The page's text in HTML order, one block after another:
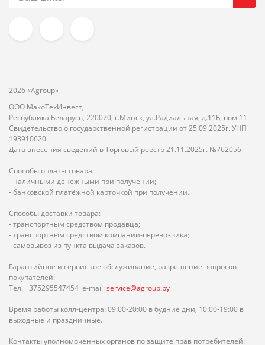
2026 «Agroup»
ООО МакоТехИнвест,
Республика Беларусь, 220070, г.Минск, ул.Радиальная, д.11Б, пом.11
Свидетельство о государственной регистрации от 25.09.2025г. УНП
193910620.
Дата внесения сведений в Торговый реестр 21.11.2025г. №762056
Способы оплаты товара:
- наличными денежными при получении;
- банковской платёжной карточкой при получении.
Способы доставки товара:
- транспортным средством продавца;
- транспортным средством компании-перевозчика;
- самовывоз из пункта выдача заказов.
Гарантийное и сервисное обслуживание, разрешение вопросов
покупателей:
Тел. +375295547454 e-mail: service@agroup.by
Время работы колл-центра: 09:00-20:00 в будние дни, 10:00-19:00 в
выходные и праздничные.
Контакты уполномоченных органов по защите прав потребителей: